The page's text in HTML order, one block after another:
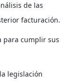
de las
facturación.
para cumplir sus
legislación